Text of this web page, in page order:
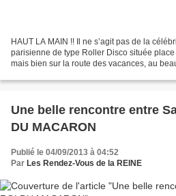
HAUT LA MAIN !! Il ne s’agit pas de la
parisienne de type Roller Disco située
mais bien sur la route des vacances, au
Une belle rencontre entre
DU MACARON
Publié le 04/09/2013 à 04:52
Par Les Rendez-Vous de la REINE